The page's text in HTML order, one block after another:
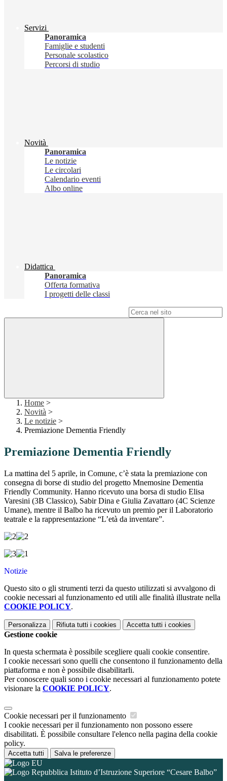
Servizi
Panoramica
Famiglie e studenti
Personale scolastico
Percorsi di studio
Novità
Panoramica
Le notizie
Le circolari
Calendario eventi
Albo online
Didattica
Panoramica
Offerta formativa
I progetti delle classi
Home >
Novità >
Le notizie >
Premiazione Dementia Friendly
Premiazione Dementia Friendly
La mattina del 5 aprile, in Comune, c’è stata la premiazione con
consegna di borse di studio del progetto Mnemosine Dementia
Friendly Community. Hanno ricevuto una borsa di studio Elisa
Varesini (3B Classico), Sabir Dina e Giulia Zavattaro (4C Scienze
Umane), mentre il Balbo ha ricevuto un premio per il Laboratorio
teatrale e la rappresentazione “L’età da inventare”.
Notizie
Questo sito o gli strumenti terzi da questo utilizzati si avvalgono di
cookie necessari al funzionamento ed utili alle finalità illustrate nella
COOKIE POLICY.
Personalizza Rifiuta tutti i cookies Accetta tutti i cookies
Gestione cookie
In questa schermata è possibile scegliere quali cookie consentire.
I cookie necessari sono quelli che consentono il funzionamento della
piattaforma e non è possibile disabilitarli.
Per conoscere quali sono i cookie necessari al funzionamento potete
visionare la COOKIE POLICY.
Cookie necessari per il funzionamento
I cookie necessari per il funzionamento non possono essere
disabilitati. È possibile consultare l'elenco nella pagina della cookie
policy.
Accetta tutti Salva le preferenze
Istituto d’Istruzione Superiore “Cesare Balbo”